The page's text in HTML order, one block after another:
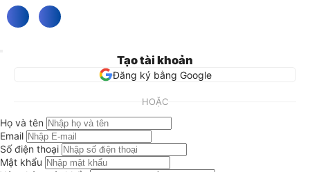
Tạo tài khoản
Đăng ký bằng Google
HOẶC
Họ và tên
Email
Số điện thoại
Mật khẩu